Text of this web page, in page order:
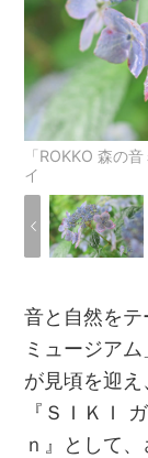
「ROKKO 森の
イ
音と自然を
ミュージア
が見頃を迎
『ＳＩＫＩ
ｎ』として